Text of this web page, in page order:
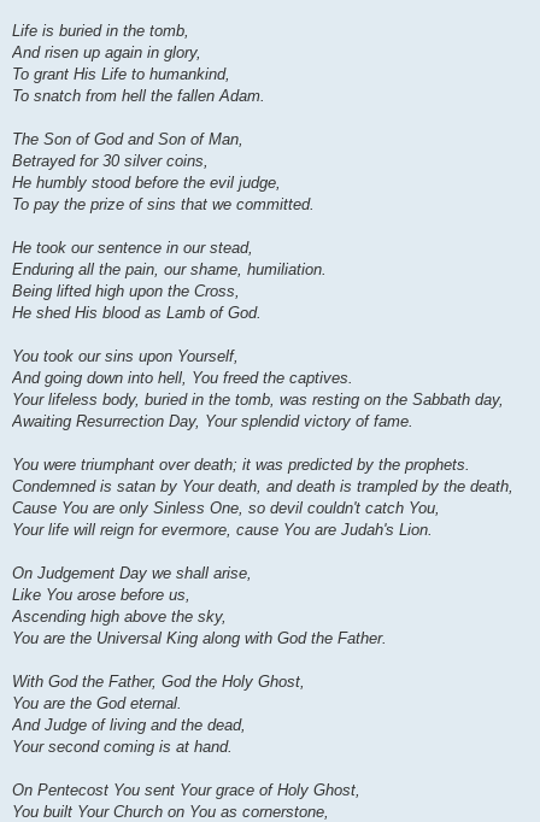
Life is buried in the tomb,
And risen up again in glory,
To grant His Life to humankind,
To snatch from hell the fallen Adam.
The Son of God and Son of Man,
Betrayed for 30 silver coins,
He humbly stood before the evil judge,
To pay the prize of sins that we committed.
He took our sentence in our stead,
Enduring all the pain, our shame, humiliation.
Being lifted high upon the Cross,
He shed His blood as Lamb of God.
You took our sins upon Yourself,
And going down into hell, You freed the captives.
Your lifeless body, buried in the tomb, was resting on the Sabbath day,
Awaiting Resurrection Day, Your splendid victory of fame.
You were triumphant over death; it was predicted by the prophets.
Condemned is satan by Your death, and death is trampled by the death,
Cause You are only Sinless One, so devil couldn't catch You,
Your life will reign for evermore, cause You are Judah's Lion.
On Judgement Day we shall arise,
Like You arose before us,
Ascending high above the sky,
You are the Universal King along with God the Father.
With God the Father, God the Holy Ghost,
You are the God eternal.
And Judge of living and the dead,
Your second coming is at hand.
On Pentecost You sent Your grace of Holy Ghost,
You built Your Church on You as cornerstone,